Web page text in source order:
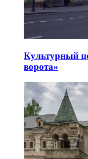
Культурный
ворота»